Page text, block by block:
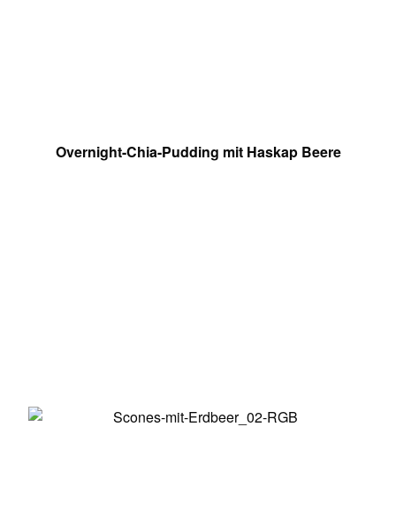
Overnight-Chia-Pudding mit Haskap Beere